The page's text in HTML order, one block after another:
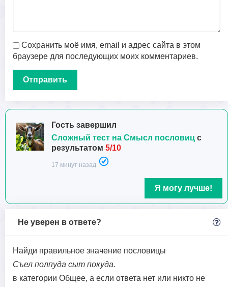
Сохранить моё имя, email и адрес сайта в этом
браузере для последующих моих комментариев.
Гость завершил
Сложный тест на Смысл пословиц с
результатом 5/10
17 минут назад
Я могу лучше!
Не уверен в ответе?
Найди правильное значение пословицы
Съел полпуда сыт покуда.
в категории Общее, а если ответа нет или никто не